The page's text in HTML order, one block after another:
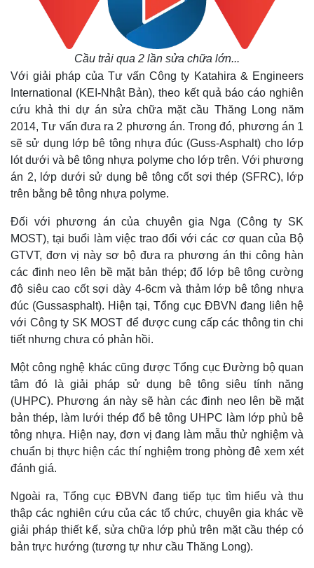
Kinh tế
Bất động sản
Khởi nghiệp
Thị trường
Tiêu dùng
Tỷ giá
Chứng khoán
Giá cà phê
Cầu trải qua 2 lần sửa chữa lớn...
Với giải pháp của Tư vấn Công ty Katahira & Engineers
International (KEI-Nhật Bản), theo kết quả báo cáo nghiên
cứu khả thi dự án sửa chữa mặt cầu Thăng Long năm
2014, Tư vấn đưa ra 2 phương án. Trong đó, phương án 1
sẽ sử dụng lớp bê tông nhựa đúc (Guss-Asphalt) cho lớp
lót dưới và bê tông nhựa polyme cho lớp trên. Với phương
án 2, lớp dưới sử dụng bê tông cốt sợi thép (SFRC), lớp
trên bằng bê tông nhựa polyme.
Đối với phương án của chuyên gia Nga (Công ty SK
MOST), tại buổi làm việc trao đổi với các cơ quan của Bộ
GTVT, đơn vị này sơ bộ đưa ra phương án thi công hàn
các đinh neo lên bề mặt bản thép; đổ lớp bê tông cường
độ siêu cao cốt sợi dày 4-6cm và thảm lớp bê tông nhựa
đúc (Gussasphalt). Hiện tại, Tổng cục ĐBVN đang liên hệ
với Công ty SK MOST để được cung cấp các thông tin chi
tiết nhưng chưa có phản hồi.
Một công nghệ khác cũng được Tổng cục Đường bộ quan
tâm đó là giải pháp sử dụng bê tông siêu tính năng
(UHPC). Phương án này sẽ hàn các đinh neo lên bề mặt
bản thép, làm lưới thép đổ bê tông UHPC làm lớp phủ bê
tông nhựa. Hiện nay, đơn vị đang làm mẫu thử nghiệm và
chuẩn bị thực hiện các thí nghiệm trong phòng đê xem xét
đánh giá.
Ngoài ra, Tổng cục ĐBVN đang tiếp tục tìm hiểu và thu
thập các nghiên cứu của các tổ chức, chuyên gia khác về
giải pháp thiết kế, sửa chữa lớp phủ trên mặt cầu thép có
bản trực hướng (tương tự như cầu Thăng Long).